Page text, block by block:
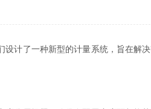
计了一种新型的计量系统，旨在解